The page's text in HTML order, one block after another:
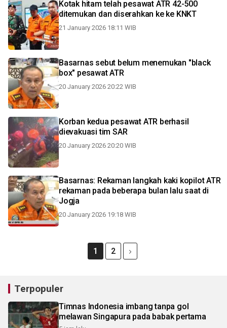
Kotak hitam telah pesawat ATR 42-500
ditemukan dan diserahkan ke ke KNKT
21 January 2026 18:11 WIB
Basarnas sebut belum menemukan "black
box" pesawat ATR
20 January 2026 20:22 WIB
Korban kedua pesawat ATR berhasil
dievakuasi tim SAR
20 January 2026 20:20 WIB
Basarnas: Rekaman langkah kaki kopilot ATR
rekaman pada beberapa bulan lalu saat di
Jogja
20 January 2026 19:18 WIB
1 2
Terpopuler
Timnas Indonesia imbang tanpa gol
melawan Singapura pada babak pertama